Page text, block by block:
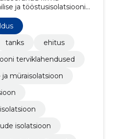
ja tööstusisolatsiooni
2004. aastal.
tanks
ehitus
terviklahendused
ja müraisolatsioon
isolatsioon